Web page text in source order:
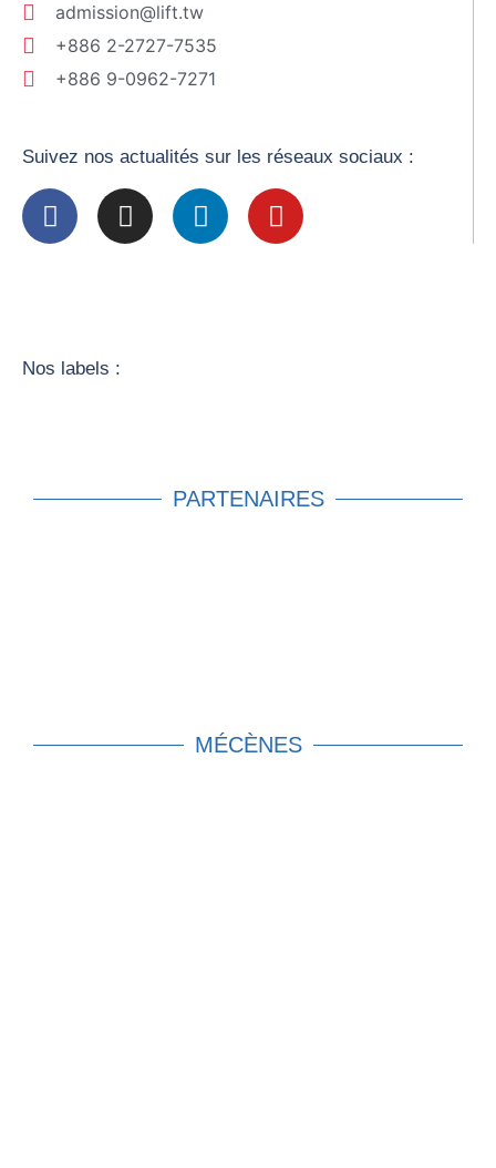
admission@lift.tw
+886 2-2727-7535
+886 9-0962-7271
Suivez nos actualités sur les réseaux sociaux :
Nos labels :
PARTENAIRES
MÉCÈNES